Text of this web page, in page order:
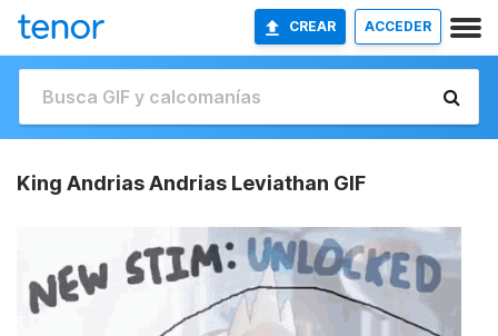
CREAR ACCEDER
King Andrias Andrias Leviathan GIF